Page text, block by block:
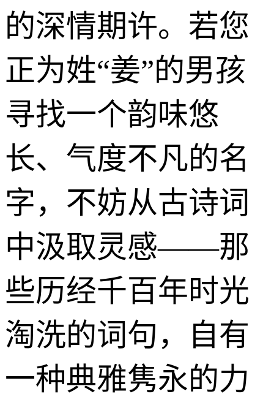
的深情期许。若您
正为姓“姜”的男孩
寻找一个韵味悠
长、气度不凡的名
字，不妨从古诗词
中汲取灵感——那
些历经千百年时光
淘洗的词句，自有
一种典雅隽永的力